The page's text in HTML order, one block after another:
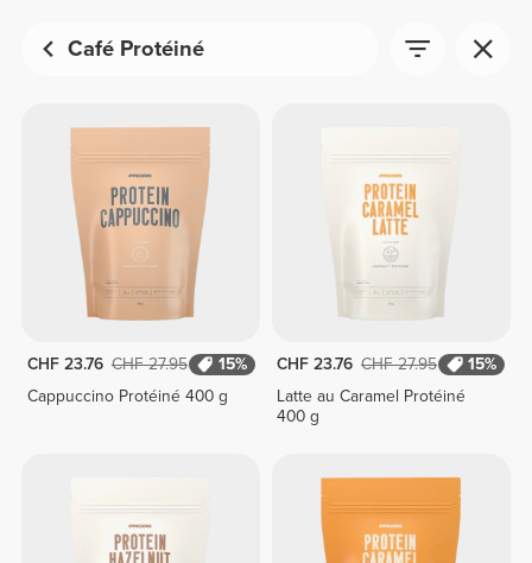
Café Protéiné
CHF 23.76 CHF 27.95
15%
Cappuccino Protéiné 400 g
CHF 23.76 CHF 27.95
15%
Latte au Caramel Protéiné
400 g